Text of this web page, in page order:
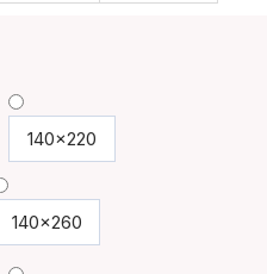
140x220
140x260